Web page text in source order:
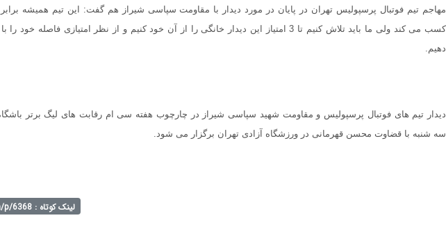
مهاجم تیم فوتبال پرسپولیس تهران در پایان در مورد دیدار با مقاومت سپاسی شیراز هم گفت: این تیم همیشه
کسب می کند ولی ما باید تلاش کنیم تا 3 امتیاز این دیدار خانگی را از آن خود کنیم و از نظر امتیازی
دهیم.
سه شنبه با قضاوت محسن قهرمانی در ورزشگاه آزادی تهران برگزار می شود.
لینک کوتاه : https://arteshesorkh.com/p/6368